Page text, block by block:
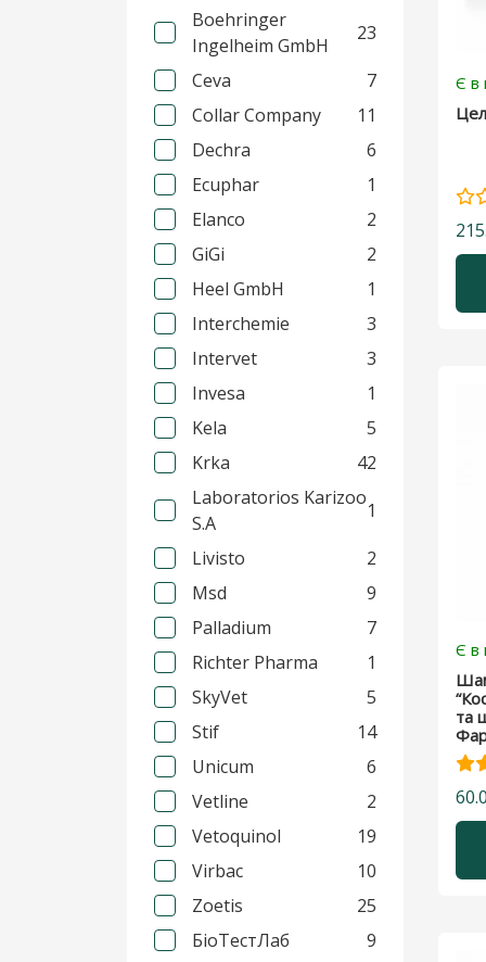
Дерматологічні препарати
Для бджіл
Для голубів
Для кішок
Показати більше
Boehringer
Ingelheim GmbH
23
Ceva
7
Collar Company
11
Dechra
6
Ecuphar
1
Elanco
2
GiGi
2
Heel GmbH
1
Interchemie
3
Intervet
3
Invesa
1
Kela
5
Krka
42
Laboratorios Karizoo
S.A
1
Livisto
2
Msd
9
Palladium
7
Richter Pharma
1
SkyVet
5
Stif
14
Unicum
6
Vetline
2
Vetoquinol
19
Virbac
10
Zoetis
25
БіоТестЛаб
9
Є в
Є в
та